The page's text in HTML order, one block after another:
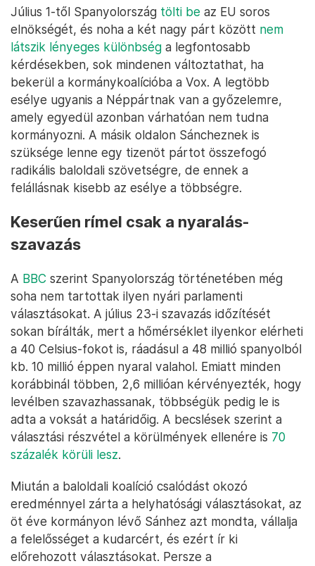
Július 1-től Spanyolország tölti be az EU soros
elnökségét, és noha a két nagy párt között nem
látszik lényeges különbség a legfontosabb
kérdésekben, sok mindenen változtathat, ha
bekerül a kormánykoalícióba a Vox. A legtöbb
esélye ugyanis a Néppártnak van a győzelemre,
amely egyedül azonban várhatóan nem tudna
kormányozni. A másik oldalon Sáncheznek is
szüksége lenne egy tizenöt pártot összefogó
radikális baloldali szövetségre, de ennek a
felállásnak kisebb az esélye a többségre.
Keserűen rímel csak a nyaralás-
szavazás
A BBC szerint Spanyolország történetében még
soha nem tartottak ilyen nyári parlamenti
választásokat. A július 23-i szavazás időzítését
sokan bírálták, mert a hőmérséklet ilyenkor elérheti
a 40 Celsius-fokot is, ráadásul a 48 millió spanyolból
kb. 10 millió éppen nyaral valahol. Emiatt minden
korábbinál többen, 2,6 millióan kérvényezték, hogy
levélben szavazhassanak, többségük pedig le is
adta a voksát a határidőig. A becslések szerint a
választási részvétel a körülmények ellenére is 70
százalék körüli lesz.
Miután a baloldali koalíció csalódást okozó
eredménnyel zárta a helyhatósági választásokat, az
öt éve kormányon lévő Sánhez azt mondta, vállalja
a felelősséget a kudarcért, és ezért ír ki
előrehozott választásokat. Persze a